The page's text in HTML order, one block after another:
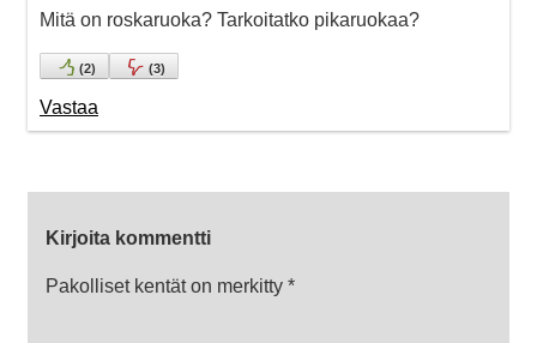
Mitä on roskaruoka? Tarkoitatko pikaruokaa?
(2) (3)
Vastaa
Kirjoita kommentti
Pakolliset kentät on merkitty *